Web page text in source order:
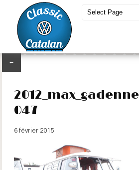
←
2012_max_gadenne
047
6 février 2015